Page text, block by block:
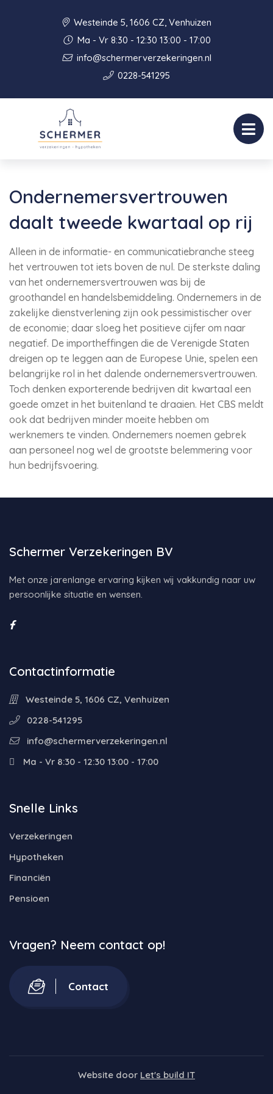
Westeinde 5, 1606 CZ, Venhuizen
Ma - Vr 8:30 - 12:30 13:00 - 17:00
info@schermerverzekeringen.nl
0228-541295
Ondernemersvertrouwen
daalt tweede kwartaal op rij
Alleen in de informatie- en communicatiebranche steeg
het vertrouwen tot iets boven de nul. De sterkste daling
van het ondernemersvertrouwen was bij de
groothandel en handelsbemiddeling. Ondernemers in de
zakelijke dienstverlening zijn ook pessimistischer over
de economie; daar sloeg het positieve cijfer om naar
negatief. De importheffingen die de Verenigde Staten
dreigen op te leggen aan de Europese Unie, spelen een
belangrijke rol in het dalende ondernemersvertrouwen.
Toch denken exporterende bedrijven dit kwartaal een
goede omzet in het buitenland te draaien. Het CBS meldt
ook dat bedrijven minder moeite hebben om
werknemers te vinden. Ondernemers noemen gebrek
aan personeel nog wel de grootste belemmering voor
hun bedrijfsvoering.
Schermer Verzekeringen BV
Met onze jarenlange ervaring kijken wij vakkundig naar uw
persoonlijke situatie en wensen.
Contactinformatie
Westeinde 5, 1606 CZ, Venhuizen
0228-541295
info@schermerverzekeringen.nl
Ma - Vr 8:30 - 12:30 13:00 - 17:00
Snelle Links
Verzekeringen
Hypotheken
Financiën
Pensioen
Vragen? Neem contact op!
Contact
Website door Let's build IT